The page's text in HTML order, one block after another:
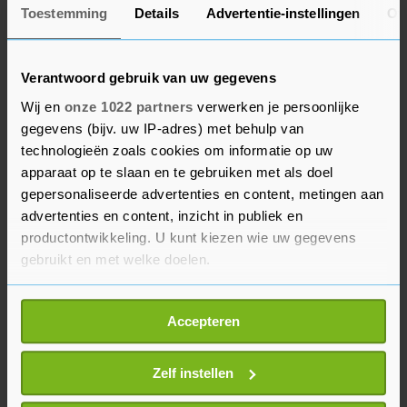
Toestemming Details Advertentie-instellingen
Verantwoord gebruik van uw gegevens
Wij en onze 1022 partners verwerken je persoonlijke
gegevens (bijv. uw IP-adres) met behulp van
technologieën zoals cookies om informatie op uw
apparaat op te slaan en te gebruiken met als doel
gepersonaliseerde advertenties en content, metingen aan
advertenties en content, inzicht in publiek en
productontwikkeling. U kunt kiezen wie uw gegevens
gebruikt en met welke doelen.
Als u het toestaat, willen we ook graag:
Informatie verzamelen over uw geografische
locatie, die tot een paar meter nauwkeurig kan zijn
Uw apparaat identificeren door het actief te
scannen op specifieke eigenschappen (fingerprinting)
Accepteren
Zelf instellen
75 Foto's van de Eerste Wereld
Oorlog - herdruk
Middelburg
BEKIJK MEER ADVERTENTIES
Völkl Skis
Zwarte Skischoenen, Maat